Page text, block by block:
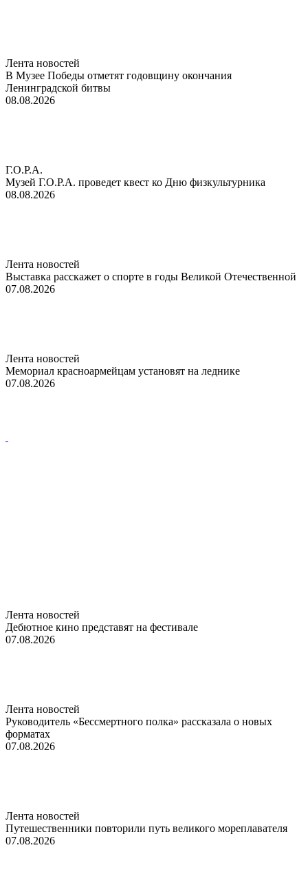
Лента новостей
В Музее Победы отметят годовщину окончания
Ленинградской битвы
08.08.2026
Г.О.Р.А.
Музей Г.О.Р.А. проведет квест ко Дню физкультурника
08.08.2026
Лента новостей
Выставка расскажет о спорте в годы Великой Отечественной
07.08.2026
Лента новостей
Мемориал красноармейцам установят на леднике
07.08.2026
Лента новостей
Дебютное кино представят на фестивале
07.08.2026
Лента новостей
Руководитель «Бессмертного полка» рассказала о новых
форматах
07.08.2026
Лента новостей
Путешественники повторили путь великого мореплавателя
07.08.2026